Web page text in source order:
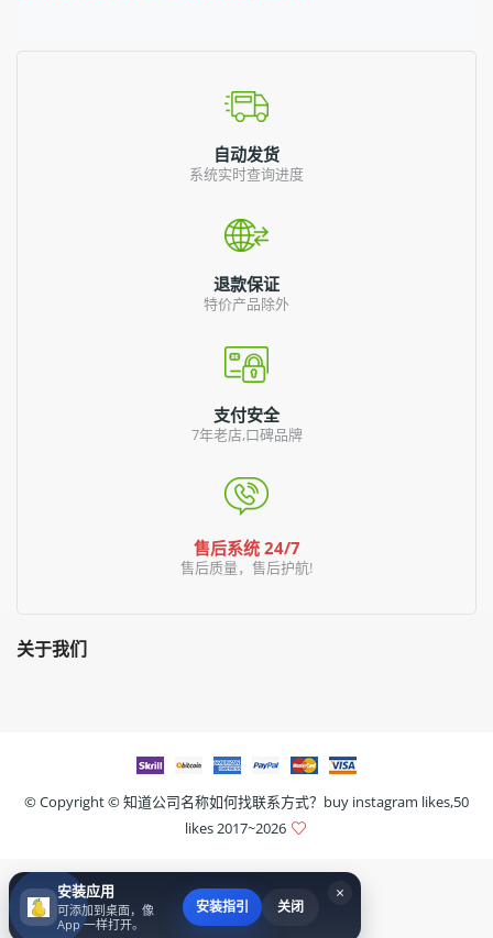
自动发货
系统实时查询进度
退款保证
特价产品除外
支付安全
7年老店,口碑品牌
售后系统 24/7
售后质量，售后护航!
关于我们
© Copyright ©知道公司名称如何找联系方式？buy instagram likes,50
likes2017~2026
×
安装应用
可添加到桌面，像
App 一样打开。
安装指引 关闭